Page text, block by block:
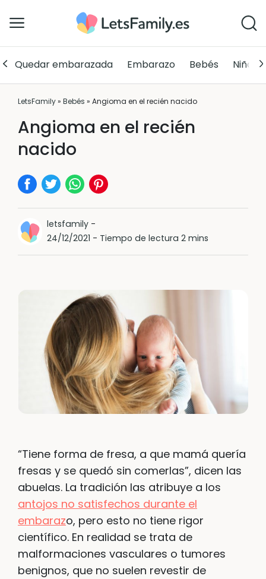
Quedar embarazada Embarazo Bebés Niños
LetsFamily» Bebés » Angioma en el recién nacido
Angioma en el recién
nacido
letsfamily-
24/12/2021 - Tiempo de lectura 2 mins
“Tiene forma de fresa, a que mamá quería
fresas y se quedó sin comerlas”, dicen las
abuelas. La tradición las atribuye a los
antojos no satisfechos durante el
embarazo, pero esto no tiene rigor
científico. En realidad se trata de
malformaciones vasculares o tumores
benignos, que no suelen revestir de